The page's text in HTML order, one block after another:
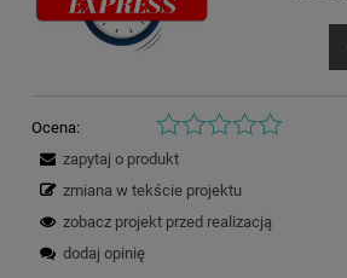
Ocena:
zapytaj o produkt
zmiana w tekście projektu
zobacz projekt przed realizacją
dodaj opinię